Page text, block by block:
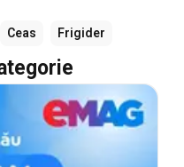
Ceas Frigider